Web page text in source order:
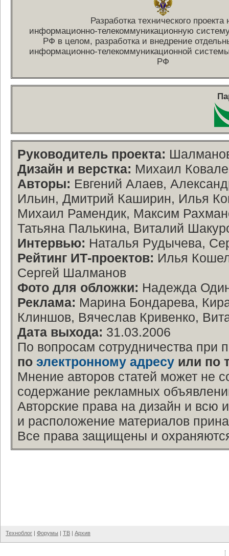
Разработка технического проекта
информационно-телекоммуникационную
РФ в целом, разработка и внедрение
информационно-телекоммуникационной
РФ
Руководитель проекта:
Дизайн и верстка: Михаил
Авторы: Евгений Алаев,
Ильин, Дмитрий Каширин, Илья
Михаил Рамендик, Максим
Татьяна Палькина, Виталий
Интервью: Наталья Рудычева,
Рейтинг ИТ-проектов: Илья
Сергей Шалманов
Фото для обложки: Надежда
Реклама: Марина Бондарева,
Клиншов, Вячеслав Кривенко,
Дата выхода: 31.03.2006
По вопросам сотрудничества при
по электронному адресу или по
Мнение авторов статей может не
содержание рекламных
Авторские права на дизайн и
и расположение материалов
Все права защищены и
Техноблог | Форумы | ТВ | Архив